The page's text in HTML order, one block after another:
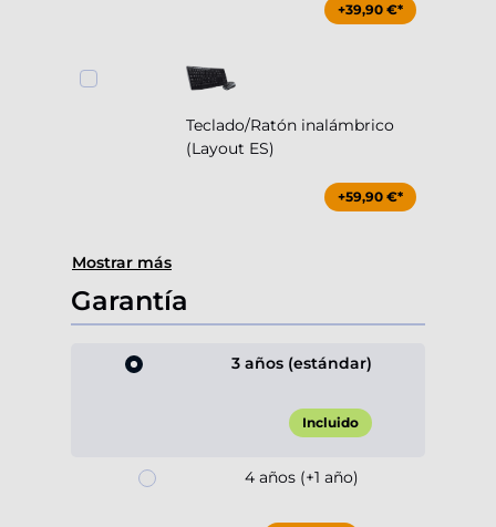
+39,90 €*
Teclado/Ratón inalámbrico
(Layout ES)
+59,90 €*
Mostrar más
Garantía
3 años (estándar)
Incluido
4 años (+1 año)